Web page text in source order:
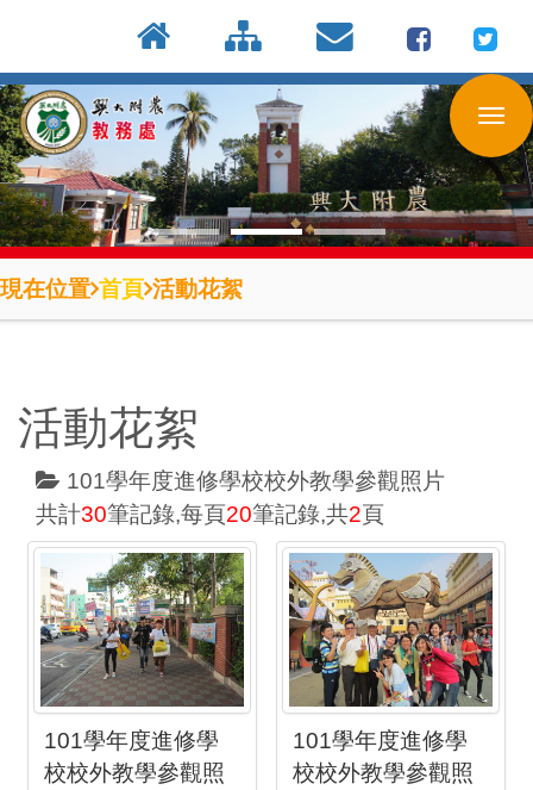
到
主
要
內
容
區
現在位置 首頁 活動花絮
活動花絮
101學年度進修學校校外教學參觀照片
共計30筆記錄,每頁20筆記錄,共2頁
101學年度進修學
校校外教學參觀照
101學年度進修學
校校外教學參觀照